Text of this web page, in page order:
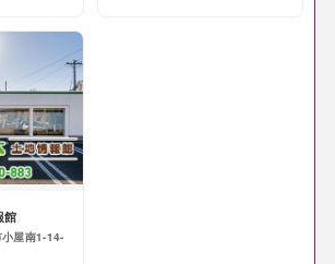
館
屋南1-14-